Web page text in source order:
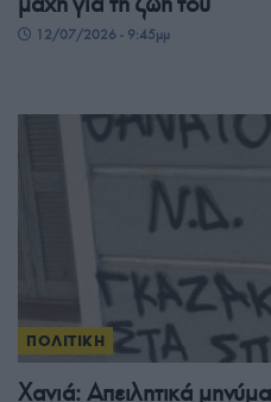
12/07/2026 - 9:45μμ
ΠΟΛΙΤΙΚΗ
Χανιά: Απειλητικά